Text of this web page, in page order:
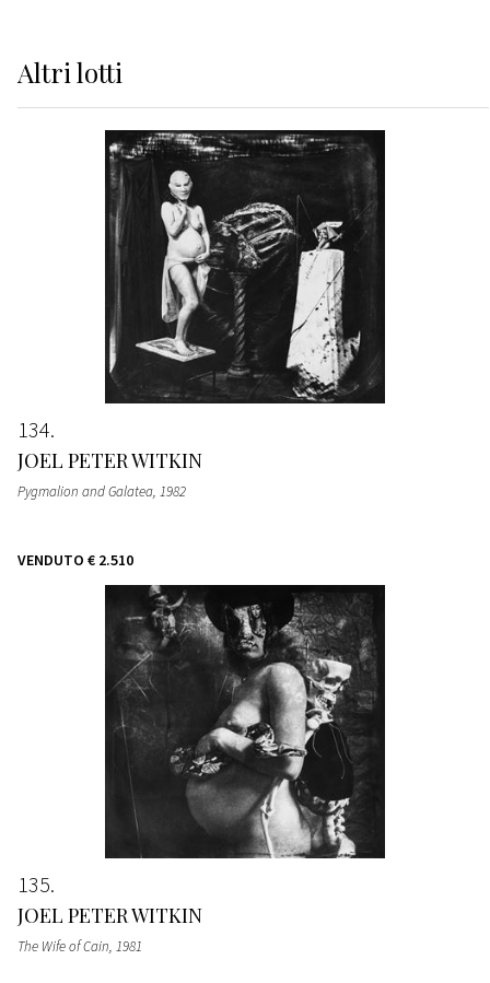
Altrilotti
134
JOEL PETER WITKIN
Pygmalion and Galatea, 1982
VENDUTO € 2.510
135
JOEL PETER WITKIN
The Wife of Cain, 1981